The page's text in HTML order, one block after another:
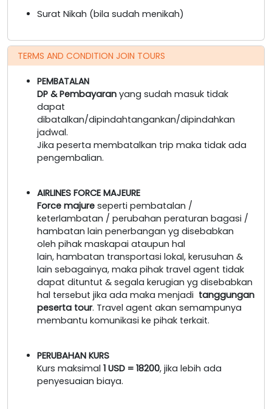
Surat Nikah (bila sudah menikah)
TERMS AND CONDITION JOIN TOURS
PEMBATALAN
DP & Pembayaran yang sudah masuk tidak
dapat
dibatalkan/dipindahtangankan/dipindahkan
jadwal.
Jika peserta membatalkan trip maka tidak ada
pengembalian.
AIRLINES FORCE MAJEURE
Force majure seperti pembatalan /
keterlambatan / perubahan peraturan bagasi /
hambatan lain penerbangan yg disebabkan
oleh pihak maskapai ataupun hal
lain, hambatan transportasi lokal, kerusuhan &
lain sebagainya, maka pihak travel agent tidak
dapat dituntut & segala kerugian yg disebabkan
hal tersebut jika ada maka menjadi tanggungan
peserta tour. Travel agent akan semampunya
membantu komunikasi ke pihak terkait.
PERUBAHAN KURS
Kurs maksimal 1 USD = 18200, jika lebih ada
penyesuaian biaya.